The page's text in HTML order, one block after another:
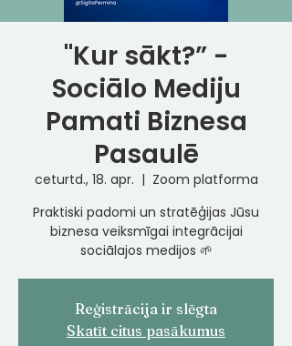
"Kur sākt?” -
Sociālo Mediju
Pamati Biznesa
Pasaulē
ceturtd., 18. apr.
  |
Zoom platforma
Praktiski padomi un stratēģijas Jūsu
biznesa veiksmīgai integrācijai
sociālajos medijos 🌱
Reģistrācija ir slēgta
Skatīt citus pasākumus